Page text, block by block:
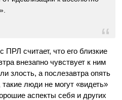
ПРЛ считает, что его близкие
внезапно чувствует к ним
злость, а послезавтра опять
люди не могут «видеть»
аспекты себя и других